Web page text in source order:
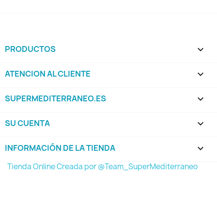
PRODUCTOS 
ATENCION AL CLIENTE 
SUPERMEDITERRANEO.ES 
SU CUENTA 
INFORMACIÓN DE LA TIENDA keyboard_arrow_down
Tienda Online Creada por @Team_SuperMediterraneo